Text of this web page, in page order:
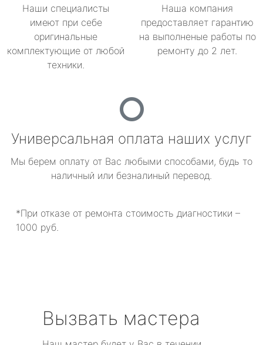
Наши специалисты
имеют при себе
оригинальные
комплектующие от любой
техники.
Наша компания
предоставляет гарантию
на выполненые работы по
ремонту до 2 лет.
Универсальная оплата наших услуг
Мы берем оплату от Вас любыми способами, будь то
наличный или безналиный перевод.
*При отказе от ремонта стоимость диагностики –
1000 руб.
Вызвать мастера